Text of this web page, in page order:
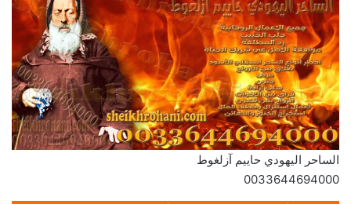
الساحر اليهودي حاييم آزلغوط
0033644694000